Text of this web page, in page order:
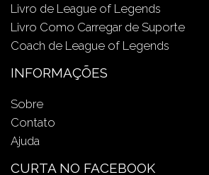
Livro de League of Legends
Livro Como Carregar de Suporte
Coach de League of Legends
INFORMAÇÕES
Sobre
Contato
Ajuda
CURTA NO FACEBOOK